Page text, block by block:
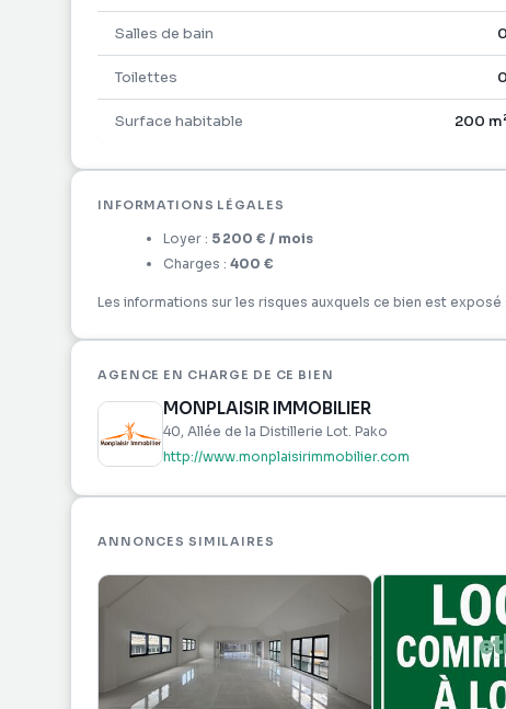
Salles de bain 0
Toilettes 0
Surface habitable 200
INFORMATIONS LÉGALES
Loyer : 5 200 € / mois
Charges : 400 €
Les informations sur les risques auxquels ce bien est
AGENCE EN CHARGE DE CE BIEN
MONPLAISIR IMMOBILIER
40, Allée de la Distillerie Lot. Pako
http://www.monplaisirimmobilier.com
ANNONCES SIMILAIRES